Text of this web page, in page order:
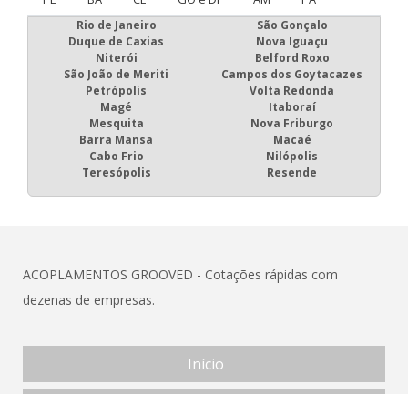
Rio de Janeiro
São Gonçalo
Duque de Caxias
Nova Iguaçu
Niterói
Belford Roxo
São João de Meriti
Campos dos Goytacazes
Petrópolis
Volta Redonda
Magé
Itaboraí
Mesquita
Nova Friburgo
Barra Mansa
Macaé
Cabo Frio
Nilópolis
Teresópolis
Resende
ACOPLAMENTOS GROOVED - Cotações rápidas com
dezenas de empresas.
Início